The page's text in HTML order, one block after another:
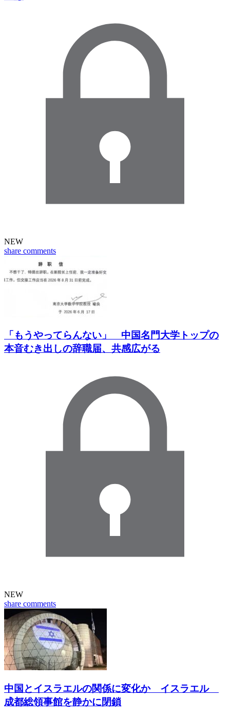
NEW
share comments
「もうやってらんない」 中国名門大学トップの
本音むき出しの辞職届、共感広がる
NEW
share comments
中国とイスラエルの関係に変化か イスラエル
成都総領事館を静かに閉鎖